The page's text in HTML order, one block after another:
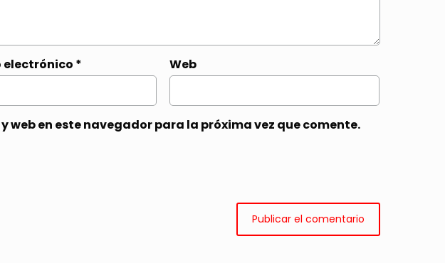
electrónico * Web
web en este navegador para la próxima vez que comente.